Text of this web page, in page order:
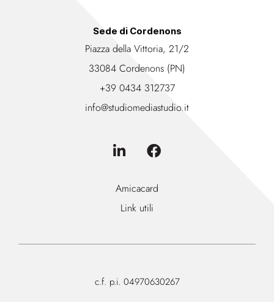
Sede di Cordenons
Piazza della Vittoria, 21/2
33084 Cordenons (PN)
+39 0434 312737
info@studiomediastudio.it
Amicacard
Link utili
c.f. p.i. 04970630267